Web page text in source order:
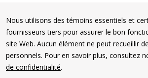
Nous utilisons des témoins essentiels et
fournisseurs tiers pour assurer le bon
site Web. Aucun élément ne peut recueillir
personnels. Pour en savoir plus, consultez
de confidentialité.